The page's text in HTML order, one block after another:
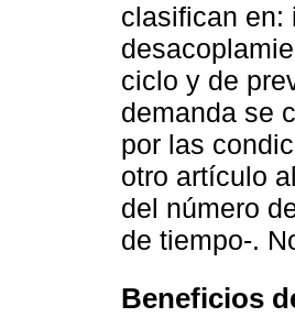
clasifican en:
ciclo y de
demanda se
por las
otro artículo
del número
de tiempo-.
Beneficios